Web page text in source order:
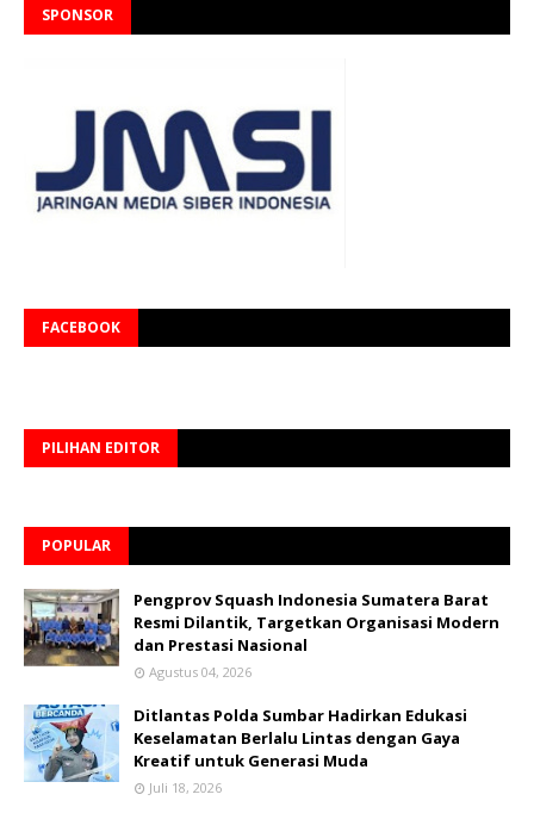
SPONSOR
FACEBOOK
PILIHAN EDITOR
POPULAR
Pengprov Squash Indonesia Sumatera Barat
Resmi Dilantik, Targetkan Organisasi Modern
dan Prestasi Nasional
Agustus 04, 2026
Ditlantas Polda Sumbar Hadirkan Edukasi
Keselamatan Berlalu Lintas dengan Gaya
Kreatif untuk Generasi Muda
Juli 18, 2026